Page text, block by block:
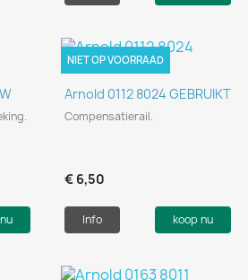
Arnold 0112 8024 GEBRUIKT
Compensatierail.
€ 6,50
Info koop nu
NIET OP VOORRAAD